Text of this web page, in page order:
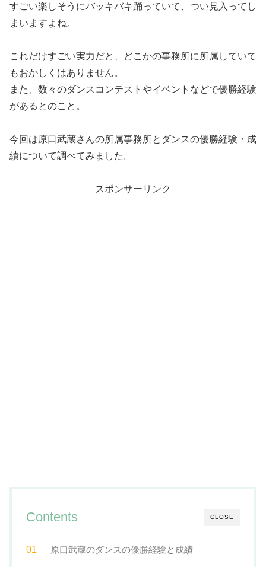
すごい楽しそうにバッキバキ踊っていて、つい見入ってし
まいますよね。
これだけすごい実力だと、どこかの事務所に所属していて
もおかしくはありません。
また、数々のダンスコンテストやイベントなどで優勝経験
があるとのこと。
今回は原口武蔵さんの所属事務所とダンスの優勝経験・成
績について調べてみました。
スポンサーリンク
CLOSE
Contents
原口武蔵のダンスの優勝経験と成績